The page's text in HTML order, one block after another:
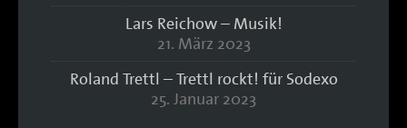
Lars Reichow – Musik!
21. März 2023
Roland Trettl – Trettl rockt! für Sodexo
25. Januar 2023